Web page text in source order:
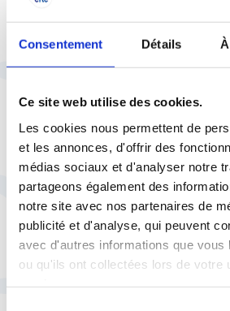
Consentement Détails
Ce site web utilise des cookies.
Les cookies nous permettent de
et les annonces, d'offrir des
médias sociaux et d'analyser notre
partageons également des
notre site avec nos partenaires de
publicité et d'analyse, qui peuvent
avec d'autres informations que vous
ou qu'ils ont collectées lors de votre
Télétravail en
Chabanier
BFMTV
15 septembre |La CFTC dans
Télétravail : la CFTC
!